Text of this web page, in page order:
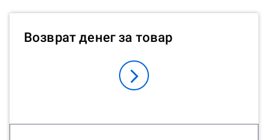
Возврат денег за товар